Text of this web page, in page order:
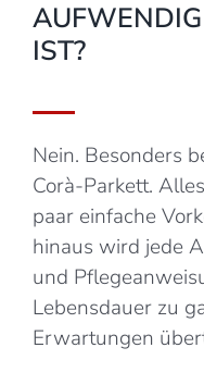
IST?
Nein. Besonders
Corà-Parkett.
paar einfache
hinaus wird jede
und
Lebensdauer zu
Erwartungen